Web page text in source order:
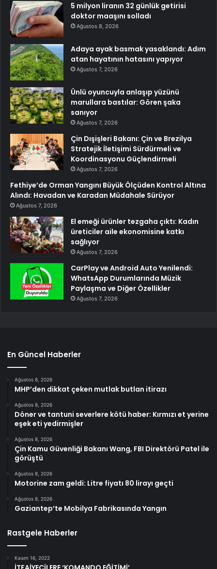
5 milyon liranın 32 günlük getirisi
doktor maaşını solladı
Ağustos 8, 2026
Adaya ayak basmak yasaklandı: Adım
atan hayatının hatasını yapıyor
Ağustos 7, 2026
Ünlü oyuncuyla anlaşıp yüzünü
marullara bastılar: Gören şaka
sanıyor
Ağustos 7, 2026
Çin Dışişleri Bakanı: Çin ve Brezilya
Stratejik İletişimi Sürdürmeli ve
Koordinasyonu Güçlendirmeli
Ağustos 7, 2026
Fethiye’de Orman Yangını Büyük Ölçüden Kontrol Altına
Alındı: Havadan ve Karadan Müdahale Sürüyor
Ağustos 7, 2026
El emeği ürünler tezgaha çıktı: Kadın
üreticiler aile ekonomisine katkı
sağlıyor
Ağustos 7, 2026
CarPlay ve Android Auto Yenilendi:
WhatsApp Durumlarında Müzik
Paylaşma ve Diğer Özellikler
Ağustos 7, 2026
En Güncel Haberler
Ağustos 8, 2026
MHP’den dikkat çeken mutlak butlan itirazı
Ağustos 8, 2026
Döner ve tantuni severlere kötü haber: Kırmızı et yerine
eşek eti yedirmişler
Ağustos 8, 2026
Çin Kamu Güvenliği Bakanı Wang, FBI Direktörü Patel ile
görüştü
Ağustos 8, 2026
Motorine zam geldi: Litre fiyatı 80 lirayı geçti
Ağustos 8, 2026
Gaziantep’te Mobilya Fabrikasında Yangın
Rastgele Haberler
Kasım 16, 2022